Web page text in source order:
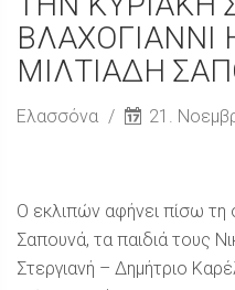
ΒΛΑΧΟΓΙΑΝΝΙ
ΜΙΛΤΙΑΔΗ
Ελασσόνα 21.
Ο εκλιπών αφήνει πίσω τη
Σαπουνά, τα παιδιά τους
Στεργιανή – Δημήτριο